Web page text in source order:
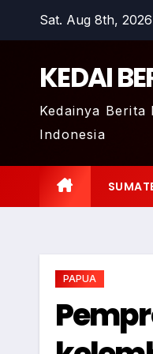
Sat. Aug 8th, 2026
KEDAI
Kedainya Berita
Indonesia
PAPUA